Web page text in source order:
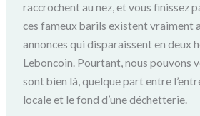
raccrochent au nez, et vous finissez
ces fameux barils existent vraiment
annonces qui disparaissent en deux
Leboncoin. Pourtant, nous pouvons
sont bien là, quelque part entre
locale et le fond d’une déchetterie.